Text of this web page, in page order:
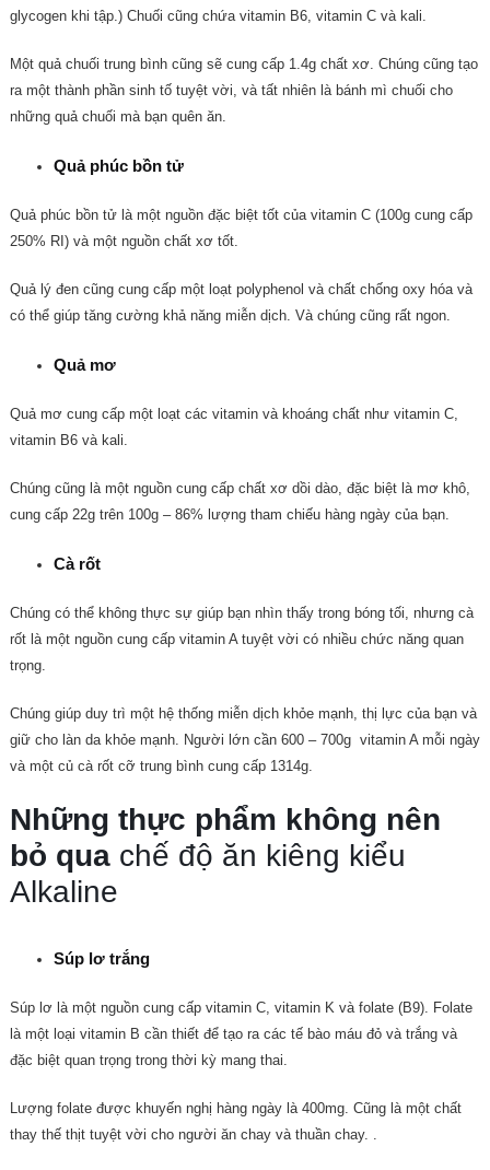
glycogen khi tập.) Chuối cũng chứa vitamin B6, vitamin C và kali.
Một quả chuối trung bình cũng sẽ cung cấp 1.4g chất xơ. Chúng cũng tạo
ra một thành phần sinh tố tuyệt vời, và tất nhiên là bánh mì chuối cho
những quả chuối mà bạn quên ăn.
Quả phúc bồn tử
Quả phúc bồn tử là một nguồn đặc biệt tốt của vitamin C (100g cung cấp
250% RI) và một nguồn chất xơ tốt.
Quả lý đen cũng cung cấp một loạt polyphenol và chất chống oxy hóa và
có thể giúp tăng cường khả năng miễn dịch. Và chúng cũng rất ngon.
Quả mơ
Quả mơ cung cấp một loạt các vitamin và khoáng chất như vitamin C,
vitamin B6 và kali.
Chúng cũng là một nguồn cung cấp chất xơ dồi dào, đặc biệt là mơ khô,
cung cấp 22g trên 100g – 86% lượng tham chiếu hàng ngày của bạn.
Cà rốt
Chúng có thể không thực sự giúp bạn nhìn thấy trong bóng tối, nhưng cà
rốt là một nguồn cung cấp vitamin A tuyệt vời có nhiều chức năng quan
trọng.
Chúng giúp duy trì một hệ thống miễn dịch khỏe mạnh, thị lực của bạn và
giữ cho làn da khỏe mạnh. Người lớn cần 600 – 700g vitamin A mỗi ngày
và một củ cà rốt cỡ trung bình cung cấp 1314g.
Những thực phẩm không nên
bỏ qua chế độ ăn kiêng kiểu
Alkaline
Súp lơ trắng
Súp lơ là một nguồn cung cấp vitamin C, vitamin K và folate (B9). Folate
là một loại vitamin B cần thiết để tạo ra các tế bào máu đỏ và trắng và
đặc biệt quan trọng trong thời kỳ mang thai.
Lượng folate được khuyến nghị hàng ngày là 400mg. Cũng là một chất
thay thế thịt tuyệt vời cho người ăn chay và thuần chay. .